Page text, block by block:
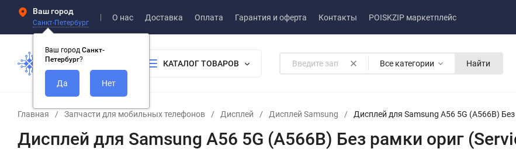
Ваш город
Санкт-Петербург
Ваш город Санкт-
Петербург?
О нас Доставка Оплата Гарантия и оферта Контакты POISKZIP маркетплейс
КАТАЛОГ ТОВАРОВ Все категории Найти
Главная / Запчасти для мобильных телефонов / Дисплей / Дисплей Samsung / Дисплей для Samsung A56 5G (A566B)
Дисплей для Samsung A56 5G (A566B) Без рамки ориг